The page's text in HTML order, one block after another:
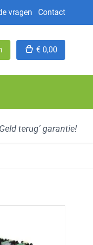
vragen Contact
€ 0,00
terug’ garantie!